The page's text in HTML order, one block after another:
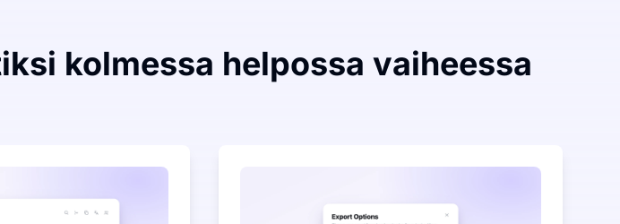
kolmessa helpossa vaiheessa